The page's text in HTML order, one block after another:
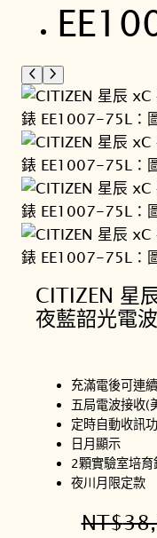
CITIZEN 星
夜藍韶光電
充滿電後可連
五局電波接收(
定時自動收訊
日月顯示
2顆實驗室培育
夜川月限定款
NT$